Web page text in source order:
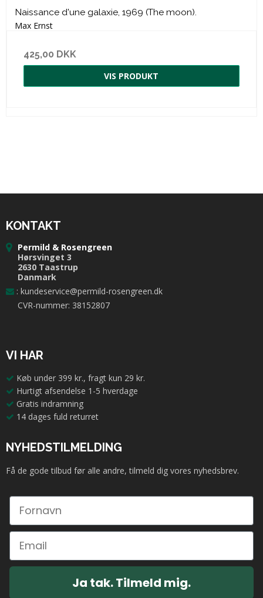
Naissance d'une galaxie, 1969 (The moon).
Max Ernst
425,00 DKK
VIS PRODUKT
KONTAKT
Permild & Rosengreen
Hørsvinget 3
2630 Taastrup
Danmark
: kundeservice@permild-rosengreen.dk
CVR-nummer: 38152807
VI HAR
Køb under 399 kr., fragt kun 29 kr.
Hurtigt afsendelse 1-5 hverdage
Gratis indramning
14 dages fuld returret
NYHEDSTILMELDING
Få de gode tilbud før alle andre, tilmeld dig vores nyhedsbrev.
Ja tak. Tilmeld mig.